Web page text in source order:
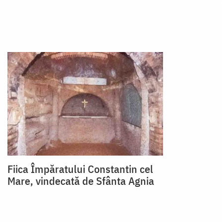
Fiica Împăratului Constantin cel
Mare, vindecată de Sfânta Agnia